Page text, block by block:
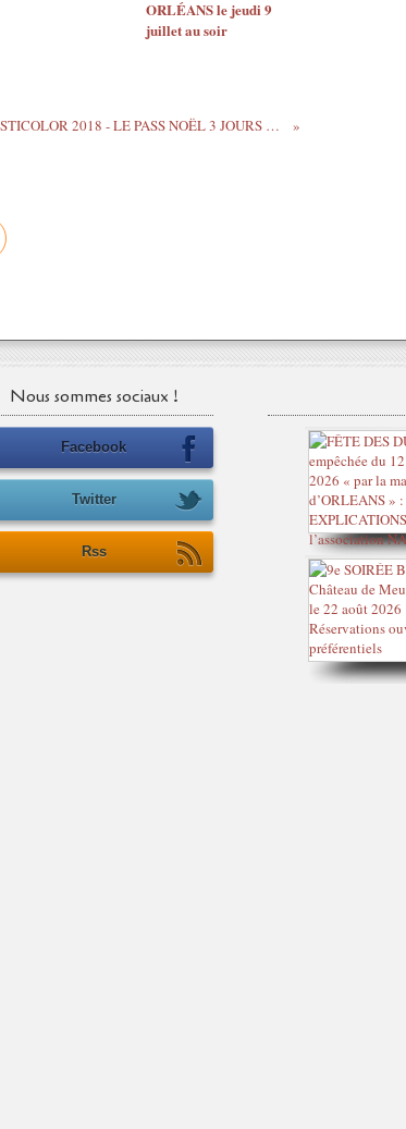
ORLÉANS le jeudi 9
juillet au soir
BONS PLANS FESTICOLOR 2018 - LE PASS NOËL 3 JOURS est en vente au tarif exceptionnel de 20,99€
Nous sommes sociaux !
Facebook
Twitter
Rss